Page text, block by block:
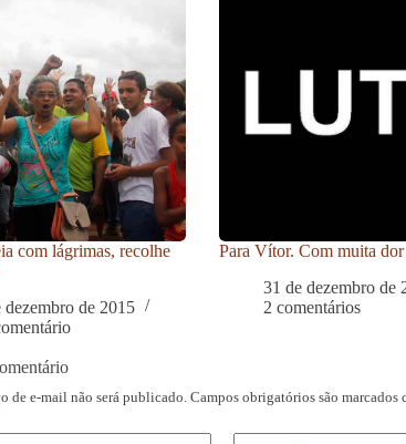
com lágrimas, recolhe
dezembro de 2015
Para Vítor. Com muita dor
31 de dezembro de
2 comentários
de e-mail não será publicado. Campos obrigatórios são marcados